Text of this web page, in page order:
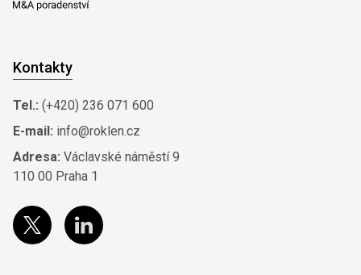
Kontakty
Tel.: (+420) 236 071 600
E-mail: info@roklen.cz
Adresa: Václavské náměstí 9
110 00 Praha 1